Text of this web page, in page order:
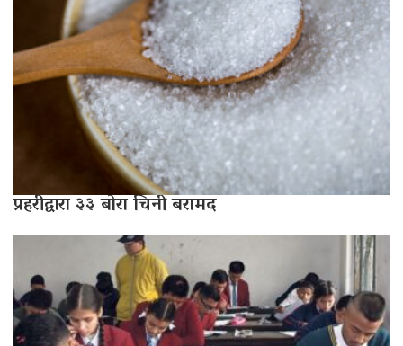
प्रहरीद्वारा ३३ बोरा चिनी बरामद